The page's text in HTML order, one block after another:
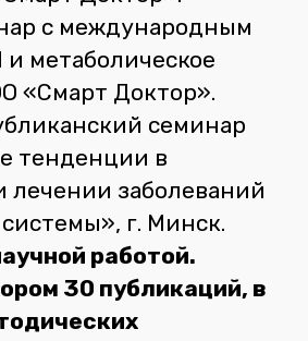
с международным
метаболическое
«Смарт Доктор».
семинар
тенденции в
лечении заболеваний
г. Минск.
работой.
30 публикаций, в